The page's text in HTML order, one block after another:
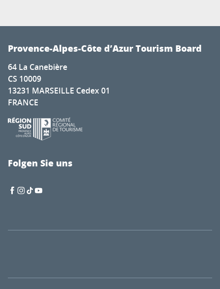
Provence-Alpes-Côte d’Azur Tourism Board
64 La Canebière
CS 10009
13231 MARSEILLE Cedex 01
FRANCE
Folgen Sie uns